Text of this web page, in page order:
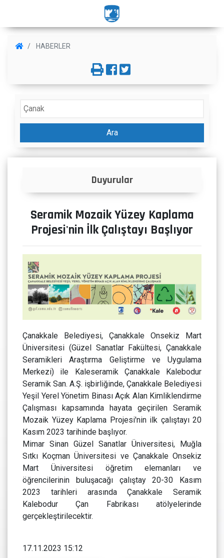
HABERLER
Ara
Seramik Mozaik Yüzey Kaplama
Projesi'nin İlk Çalıştayı Başlıyor
Çanakkale Belediyesi, Çanakkale Onsekiz Mart
Üniversitesi (Güzel Sanatlar Fakültesi, Çanakkale
Seramikleri Araştırma Geliştirme ve Uygulama
Merkezi) ile Kaleseramik Çanakkale Kalebodur
Seramik San. A.Ş. işbirliğinde, Çanakkale Belediyesi
Yeşil Yerel Yönetim Binası Açık Alan Kimliklendirme
Çalışması kapsamında hayata geçirilen Seramik
Mozaik Yüzey Kaplama Projesi'nin ilk çalıştayı 20
Kasım 2023 tarihinde başlıyor.
Mimar Sinan Güzel Sanatlar Üniversitesi, Muğla
Sıtkı Koçman Üniversitesi ve Çanakkale Onsekiz
Mart Üniversitesi öğretim elemanları ve
öğrencilerinin buluşacağı çalıştay 20-30 Kasım
2023 tarihleri arasında Çanakkale Seramik
Kalebodur Çan Fabrikası atölyelerinde
gerçekleştirilecektir.
17.11.2023 15:12